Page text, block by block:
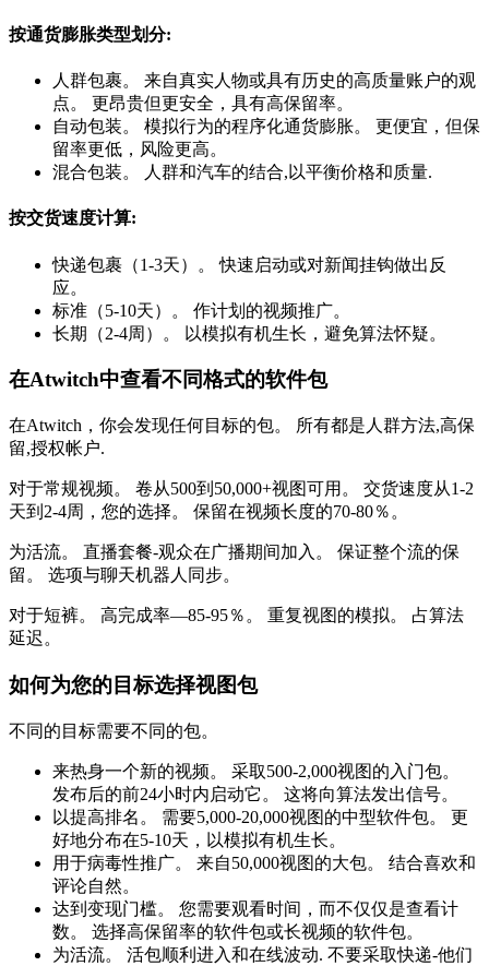
按通货膨胀类型划分:
人群包裹。 来自真实人物或具有历史的高质量账户的观
点。 更昂贵但更安全，具有高保留率。
自动包装。 模拟行为的程序化通货膨胀。 更便宜，但保
留率更低，风险更高。
混合包装。 人群和汽车的结合,以平衡价格和质量.
按交货速度计算:
快递包裹（1-3天）。 快速启动或对新闻挂钩做出反
应。
标准（5-10天）。 作计划的视频推广。
长期（2-4周）。 以模拟有机生长，避免算法怀疑。
在Atwitch中查看不同格式的软件包
在Atwitch，你会发现任何目标的包。 所有都是人群方法,高保
留,授权帐户.
对于常规视频。 卷从500到50,000+视图可用。 交货速度从1-2
天到2-4周，您的选择。 保留在视频长度的70-80％。
为活流。 直播套餐-观众在广播期间加入。 保证整个流的保
留。 选项与聊天机器人同步。
对于短裤。 高完成率—85-95％。 重复视图的模拟。 占算法
延迟。
如何为您的目标选择视图包
不同的目标需要不同的包。
来热身一个新的视频。 采取500-2,000视图的入门包。
发布后的前24小时内启动它。 这将向算法发出信号。
以提高排名。 需要5,000-20,000视图的中型软件包。 更
好地分布在5-10天，以模拟有机生长。
用于病毒性推广。 来自50,000视图的大包。 结合喜欢和
评论自然。
达到变现门槛。 您需要观看时间，而不仅仅是查看计
数。 选择高保留率的软件包或长视频的软件包。
为活流。 活包顺利进入和在线波动. 不要采取快递-他们